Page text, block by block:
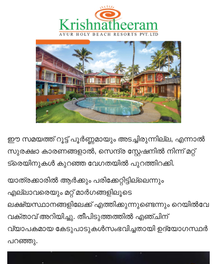
ഈ സമയത്ത് റൂട്ട് പൂർണ്ണമായും അടച്ചിരുന്നില്ല, എന്നാൽ
സുരക്ഷാ കാരണങ്ങളാൽ, സെന്ദ്ര സ്റ്റേഷനിൽ നിന്ന് മറ്റ്
ട്രെയിനുകൾ കുറഞ്ഞ വേഗതയിൽ പുറത്തിറക്കി.
യാത്രക്കാരിൽ ആർക്കും പരിക്കേറ്റിട്ടില്ലെന്നും
എല്ലാവരെയും മറ്റ് മാർഗങ്ങളിലൂടെ
ലക്ഷ്യസ്ഥാനങ്ങളിലേക്ക് എത്തിക്കുന്നുണ്ടെന്നും റെയിൽവേ
വക്താവ് അറിയിച്ചു. തീപിടുത്തത്തിൽ എഞ്ചിന്
വ്യാപകമായ കേടുപാടുകൾസംഭവിച്ചതായി ഉദ്യോഗസ്ഥർ
പറഞ്ഞു.